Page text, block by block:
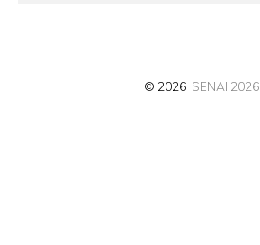
© 2026 SENAI 2026